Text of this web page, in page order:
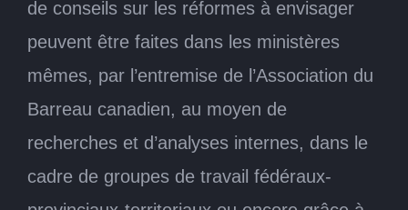
de conseils sur les réformes à envisager
peuvent être faites dans les ministères
mêmes, par l’entremise de l’Association du
Barreau canadien, au moyen de
recherches et d’analyses internes, dans le
cadre de groupes de travail fédéraux-